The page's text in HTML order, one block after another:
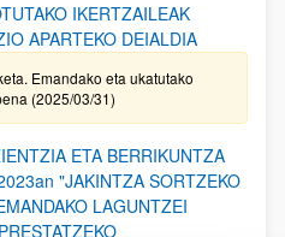
IKERTZAILEAK
APARTEKO DEIALDIA
Emandako eta ukatutako
(2025/03/31)
ETA BERRIKUNTZA
"JAKINTZA SORTZEKO
LAGUNTZEI